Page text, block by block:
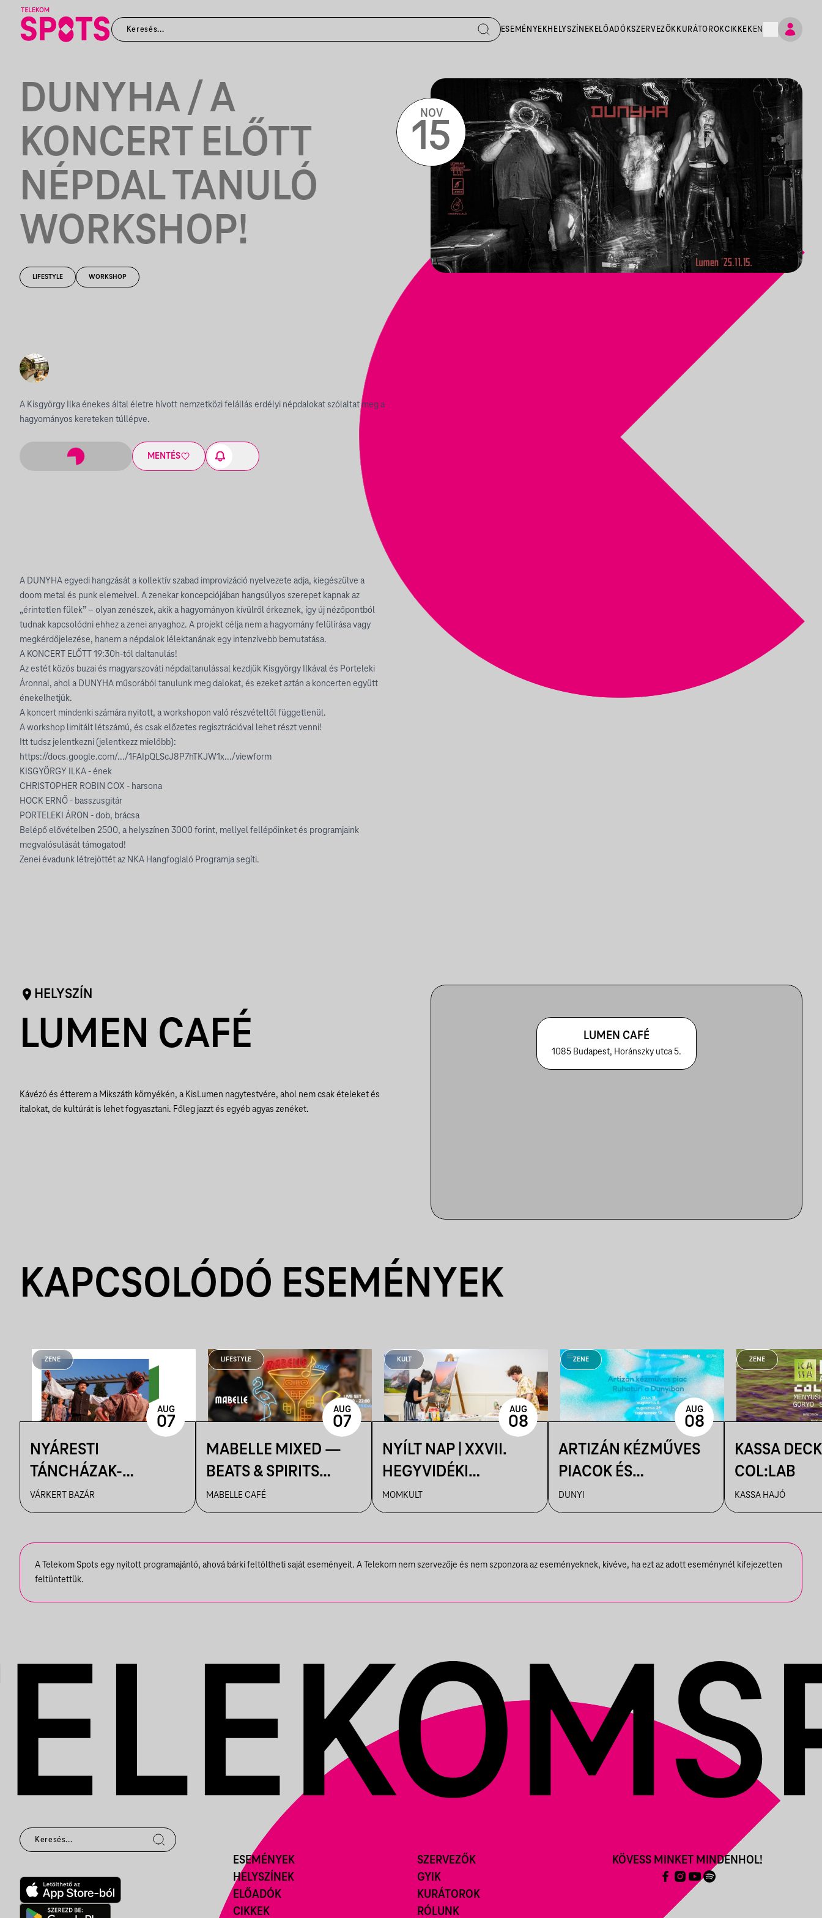
ESEMÉNYEKHELYSZÍNEK ELŐADÓKSZERVEZŐK KURÁTOROKCIKKEK EN
DUNYHA / A
KONCERT ELŐTT
NÉPDAL TANULÓ
WORKSHOP!
LIFESTYLE WORKSHOP
A Kisgyörgy Ilka énekes által életre hívott nemzetközi felállás erdélyi népdalokat szólaltat meg a
hagyományos kereteken túllépve.
MENTÉS
NOV
15
A DUNYHA egyedi hangzását a kollektív szabad improvizáció nyelvezete adja, kiegészülve a
doom metal és punk elemeivel. A zenekar koncepciójában hangsúlyos szerepet kapnak az
„érintetlen fülek” – olyan zenészek, akik a hagyományon kívülről érkeznek, így új nézőpontból
tudnak kapcsolódni ehhez a zenei anyaghoz. A projekt célja nem a hagyomány felülírása vagy
megkérdőjelezése, hanem a népdalok lélektanának egy intenzívebb bemutatása.
A KONCERT ELŐTT 19:30h-tól daltanulás!
Az estét közös buzai és magyarszováti népdaltanulással kezdjük Kisgyörgy Ilkával és Porteleki
Áronnal, ahol a DUNYHA műsorából tanulunk meg dalokat, és ezeket aztán a koncerten együtt
énekelhetjük.
A koncert mindenki számára nyitott, a workshopon való részvételtől függetlenül.
A workshop limitált létszámú, és csak előzetes regisztrációval lehet részt venni!
Itt tudsz jelentkezni (jelentkezz mielőbb):
https://docs.google.com/.../1FAIpQLScJ8P7hTKJW1x.../viewform
KISGYÖRGY ILKA - ének
CHRISTOPHER ROBIN COX - harsona
HOCK ERNŐ - basszusgitár
PORTELEKI ÁRON - dob, brácsa
Belépő elővételben 2500, a helyszínen 3000 forint, mellyel fellépőinket és programjaink
megvalósulását támogatod!
Zenei évadunk létrejöttét az NKA Hangfoglaló Programja segíti.
HELYSZÍN
LUMEN CAFÉ
Kávézó és étterem a Mikszáth környékén, a KisLumen nagytestvére, ahol nem csak ételeket és
italokat, de kultúrát is lehet fogyasztani. Főleg jazzt és egyéb agyas zenéket.
LUMEN CAFÉ
1085 Budapest, Horánszky utca 5.
KAPCSOLÓDÓ ESEMÉNYEK
ZENE
NYÁRESTI
TÁNCHÁZAK-
FANFARA COMPLEXA
VÁRKERT BAZÁR
AUG
07
LIFESTYLE
MABELLE MIXED —
BEATS & SPIRITS
MINDEN PÉNTEKEN
MABELLE CAFÉ
AUG
07
KULT
NYÍLT NAP | XXVII.
HEGYVIDÉKI
NEMZETKÖZI
MŰVÉSZTELEP
MOMKULT
AUG
08
ZENE
ARTIZÁN KÉZMŰVES
PIACOK ÉS
RUHATURIK A
DUNYIBAN
DUNYI
AUG
08
ZENE
KASSA
COL:LAB
KASSA HAJÓ
A Telekom Spots egy nyitott programajánló, ahová bárki feltöltheti saját eseményeit. A Telekom nem szervezője és nem szponzora az eseményeknek, kivéve, ha ezt az adott eseménynél kifejezetten
feltüntettük.
ESEMÉNYEK
HELYSZÍNEK
ELŐADÓK
CIKKEK
SZERVEZŐK
GYIK
KURÁTOROK
RÓLUNK
KÖVESS MINKET MINDENHOL!